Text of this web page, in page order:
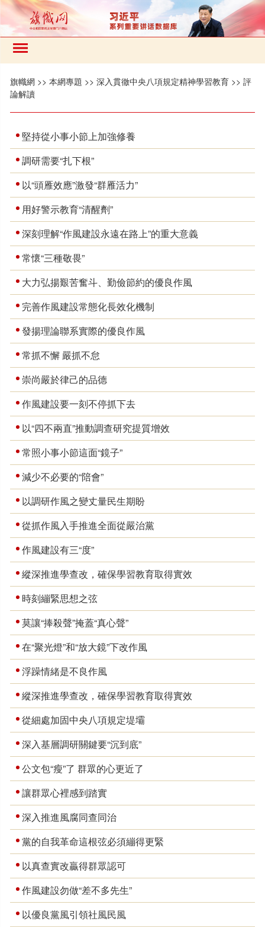
旗幟網 >>本網專題 >>深入貫徹中央八項規定精神學習教育 >>評
論解讀
堅持從小事小節上加強修養
調研需要“扎下根”
以“頭雁效應”激發“群雁活力”
用好警示教育“清醒劑”
深刻理解“作風建設永遠在路上”的重大意義
常懷“三種敬畏”
大力弘揚艱苦奮斗、勤儉節約的優良作風
完善作風建設常態化長效化機制
發揚理論聯系實際的優良作風
常抓不懈 嚴抓不怠
崇尚嚴於律己的品德
作風建設要一刻不停抓下去
以“四不兩直”推動調查研究提質增效
常照小事小節這面“鏡子”
減少不必要的“陪會”
以調研作風之變丈量民生期盼
從抓作風入手推進全面從嚴治黨
作風建設有三“度”
縱深推進學查改，確保學習教育取得實效
時刻繃緊思想之弦
莫讓“捧殺聲”掩蓋“真心聲”
在“聚光燈”和“放大鏡”下改作風
浮躁情緒是不良作風
縱深推進學查改，確保學習教育取得實效
從細處加固中央八項規定堤壩
深入基層調研關鍵要“沉到底”
公文包“瘦”了 群眾的心更近了
讓群眾心裡感到踏實
深入推進風腐同查同治
黨的自我革命這根弦必須繃得更緊
以真查實改贏得群眾認可
作風建設勿做“差不多先生”
以優良黨風引領社風民風